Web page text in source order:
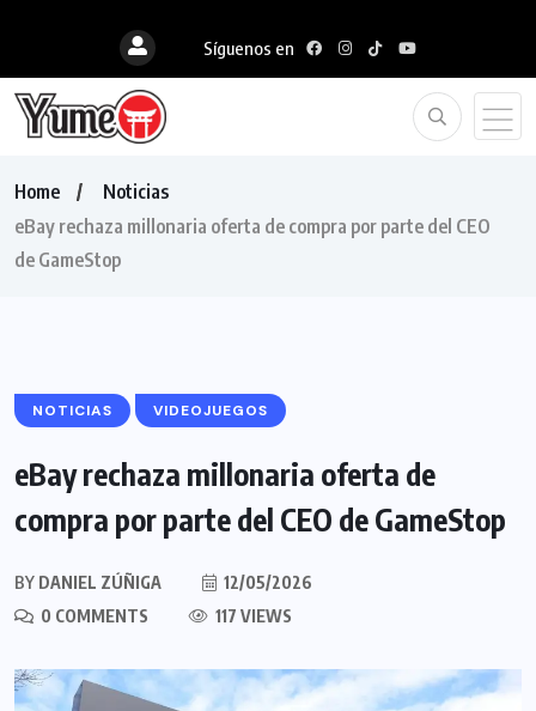
Síguenos en
Home
Noticias
eBay rechaza millonaria oferta de compra por parte del CEO
de GameStop
NOTICIAS VIDEOJUEGOS
eBay rechaza millonaria oferta de
compra por parte del CEO de GameStop
BY DANIEL ZÚÑIGA
12/05/2026
0 COMMENTS
117 VIEWS